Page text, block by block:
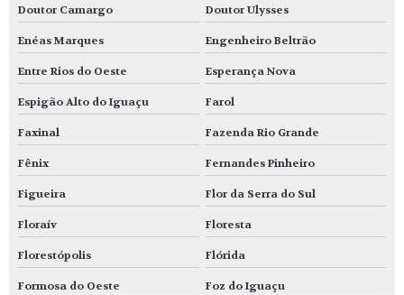
Doutor Camargo Doutor Ulysses
Enéas Marques Engenheiro Beltrão
Entre Rios do Oeste Esperança Nova
Espigão Alto do Iguaçu Farol
Faxinal Fazenda Rio Grande
Fênix Fernandes Pinheiro
Figueira Flor da Serra do Sul
Floraív Floresta
Florestópolis Flórida
Formosa do Oeste Foz do Iguaçu